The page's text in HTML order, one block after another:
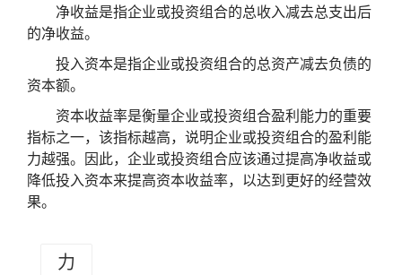
净收益是指企业或投资组合的总收入减去总支出后
的净收益。
投入资本是指企业或投资组合的总资产减去负债的
资本额。
资本收益率是衡量企业或投资组合盈利能力的重要
指标之一，该指标越高，说明企业或投资组合的盈利能
力越强。因此，企业或投资组合应该通过提高净收益或
降低投入资本来提高资本收益率，以达到更好的经营效
果。
力